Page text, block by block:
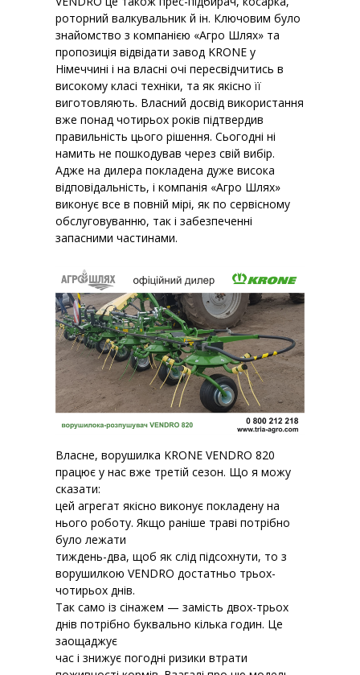
роторний валкувальник й ін. Ключовим було
знайомство з компанією «Агрo Шлях» та
пропозиція відвідати завод KRONE у
Німеччині і на власні очі пересвідчитись в
високому класі техніки, та як якісно її
виготовляють. Власний досвід використання
вже понад чотирьох років підтвердив
правильність цього рішення. Сьогодні ні
намить не пошкодував через свій вибір.
Адже на дилера покладена дуже висока
відповідальність, і компанія «Агро Шлях»
виконує все в повній мірі, як по сервісному
обслуговуванню, так і забезпеченні
запасними частинами.
Власне, ворушилка KRONE VENDRO 820
працює у нас вже третій сезон. Що я можу
сказати:
цей агрегат якісно виконує покладену на
нього роботу. Якщо раніше траві потрібно
було лежати
тиждень-два, щоб як слід підсохнути, то з
ворушилкою VENDRO достатньо трьох-
чотирьох днів.
Так само із сінажем — замість двох-трьох
днів потрібно буквально кілька годин. Це
заощаджує
час і знижує погодні ризики втрати